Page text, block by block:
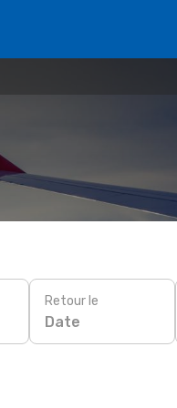
Retour le
Date